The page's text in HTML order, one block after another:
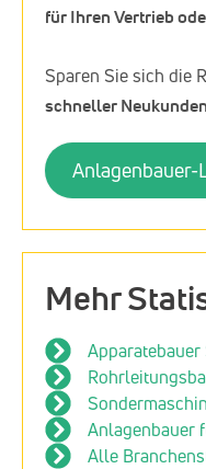
für Ihren Vertrieb
Sparen Sie sich die
schneller
Anlagenbauer-
Mehr
Anlagenbauer
Alle